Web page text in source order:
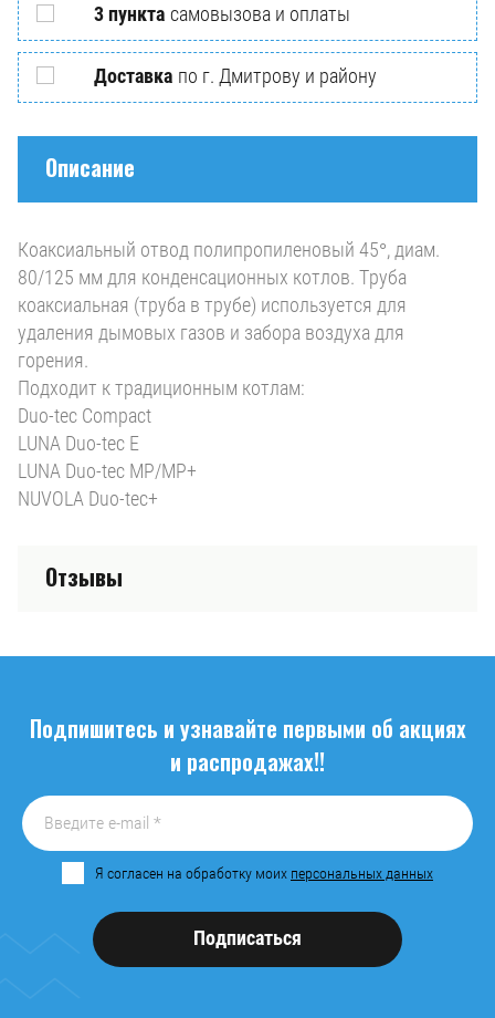
3 пункта самовызова и оплаты
Доставка по г. Дмитрову и району
Описание
Коаксиальный отвод полипропиленовый 45°, диам.
80/125 мм для конденсационных котлов. Труба
коаксиальная (труба в трубе) используется для
удаления дымовых газов и забора воздуха для
горения.
Подходит к традиционным котлам:
Duo-tec Compact
LUNA Duo-tec E
LUNA Duo-tec MP/MP+
NUVOLA Duo-tec+
Отзывы
Подпишитесь и узнавайте первыми об акциях
и распродажах!!
Я согласен на обработку моих персональных данных
Подписаться